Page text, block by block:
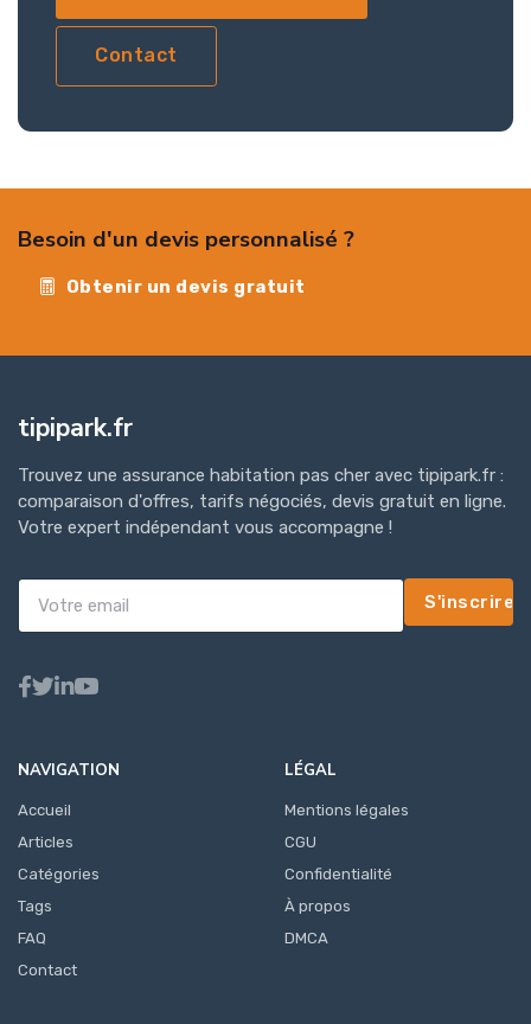
Contact
Besoin d'un devis personnalisé ?
Obtenir un devis gratuit
tipipark.fr
Trouvez une assurance habitation pas cher avec tipipark.fr :
comparaison d'offres, tarifs négociés, devis gratuit en ligne.
Votre expert indépendant vous accompagne !
S'inscrire
NAVIGATION
Accueil
Articles
Catégories
Tags
FAQ
Contact
LÉGAL
Mentions légales
CGU
Confidentialité
À propos
DMCA